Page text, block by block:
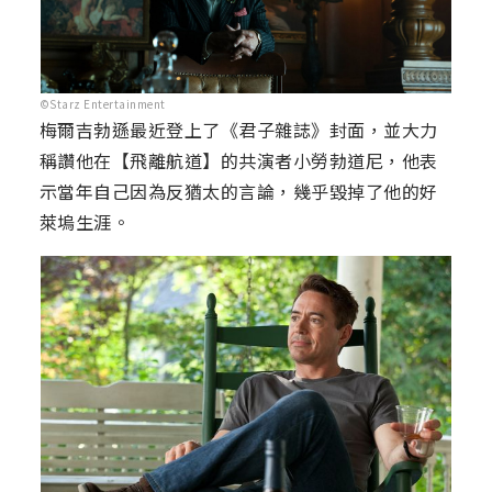
©Starz Entertainment
梅爾吉勃遜最近登上了《君子雜誌》封面，並大力
稱讚他在【飛離航道】的共演者小勞勃道尼，他表
示當年自己因為反猶太的言論，幾乎毀掉了他的好
萊塢生涯。